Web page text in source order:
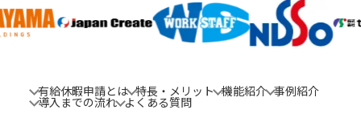
有給休暇申請とは 特長・メリット 機能紹介 事例紹介
導入までの流れ よくある質問